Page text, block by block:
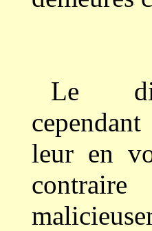
Le
leur en